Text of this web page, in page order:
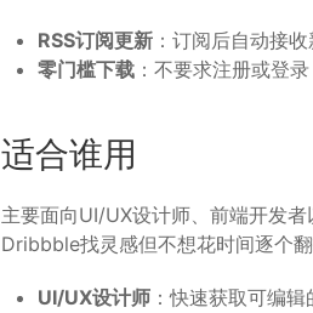
RSS订阅更新 ：订阅后自动接
零门槛下载 ：不要求注册或登
适合谁用
主要面向UI/UX设计师、前端开发
Dribbble找灵感但不想花时间逐个翻
UI/UX设计师 ：快速获取可编